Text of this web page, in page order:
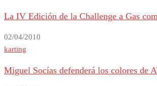
La IV Edición de la Challenge a Gas
02/04/2010
karting
Miguel Socías defenderá los colores de